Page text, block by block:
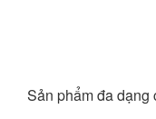
Sản phẩm đa dạng